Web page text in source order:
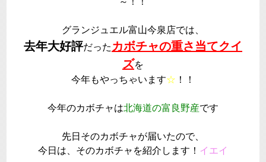
グランジュエル富山今泉店では、
去年大好評だった カボチャの重さ当てクイ
ズを
今年もやっちゃいます☆ ！！
今年のカボチャは北海道の富良野産です
先日そのカボチャが届いたので、
今日は、そのカボチャを紹介します！ イエイ